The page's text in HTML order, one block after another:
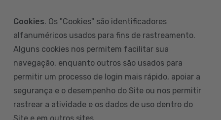
Cookies. Os "Cookies" são identificadores
alfanuméricos usados para fins de rastreamento.
Alguns cookies nos permitem facilitar sua
navegação, enquanto outros são usados para
permitir um processo de login mais rápido, apoiar a
segurança e o desempenho do Site ou nos permitir
rastrear a atividade e os dados de uso dentro do
Site e em outros sites.